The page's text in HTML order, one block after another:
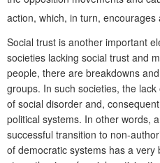
action, which, in turn,
Social trust is another important
societies lacking social trust and
people, there are breakdowns
groups. In such societies, the
of social disorder and,
political systems. In other words,
successful transition to non-
of democratic systems has a